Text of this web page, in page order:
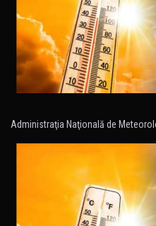
Administraţia Naţională de